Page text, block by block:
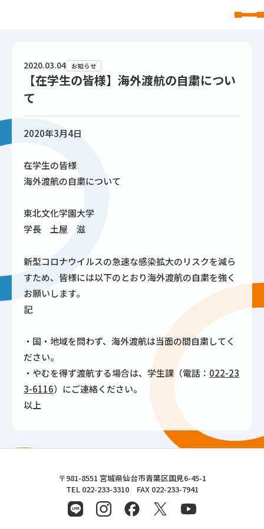
2020.03.04 お知らせ
【在学生の皆様】海外渡航の自粛につい
て
2020年3月4日
在学生の皆様
海外渡航の自粛について
東北文化学園大学
学長 土屋 滋
新型コロナウイルスの急速な感染拡大のリスクを減ら
すため、皆様には以下のとおり海外渡航の自粛を強く
お願いします。
記
・国・地域を問わず、海外渡航は当面の間自粛してく
ださい。
・やむを得ず渡航する場合は、学生課（電話： 022-23
3-6116）にご連絡ください。
以上
東北文化学園大学
〒981-8551 宮城県仙台市青葉区国見6-45-1
TEL 022-233-3310 FAX 022-233-7941